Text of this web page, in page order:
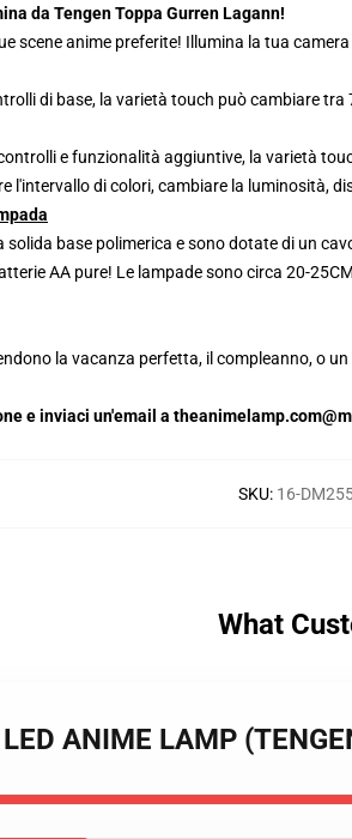
da Tengen Toppa Gurren Lagann!
scene anime preferite! Illumina la tua
di base, la varietà touch può cambiare
e funzionalità aggiuntive, la varietà
l'intervallo di colori, cambiare la luminosità,
base polimerica e sono dotate di un
AA pure! Le lampade sono circa 20-
la vacanza perfetta, il compleanno, o
e inviaci un'email a
SKU: 16-
What
ANIME LAMP